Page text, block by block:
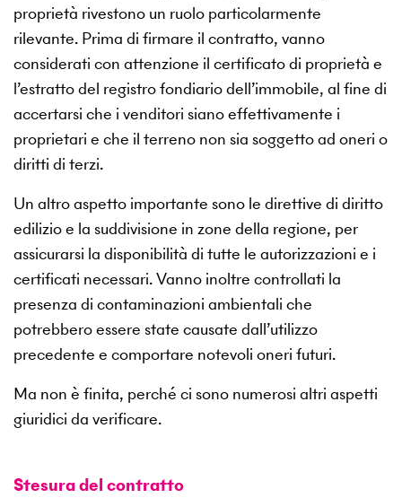
proprietà rivestono un ruolo particolarmente
rilevante. Prima di firmare il contratto, vanno
considerati con attenzione il certificato di proprietà e
l’estratto del registro fondiario dell’immobile, al fine di
accertarsi che i venditori siano effettivamente i
proprietari e che il terreno non sia soggetto ad oneri o
diritti di terzi.
Un altro aspetto importante sono le direttive di diritto
edilizio e la suddivisione in zone della regione, per
assicurarsi la disponibilità di tutte le autorizzazioni e i
certificati necessari. Vanno inoltre controllati la
presenza di contaminazioni ambientali che
potrebbero essere state causate dall’utilizzo
precedente e comportare notevoli oneri futuri.
Ma non è finita, perché ci sono numerosi altri aspetti
giuridici da verificare.
Stesura del contratto